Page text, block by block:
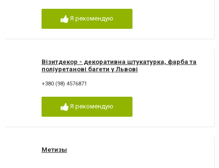
Я рекомендую
Візитдекор - декоративна штукатурка, фарба та
поліуретанові багети у Львові
+380 (98) 4576871
Я рекомендую
Метизы